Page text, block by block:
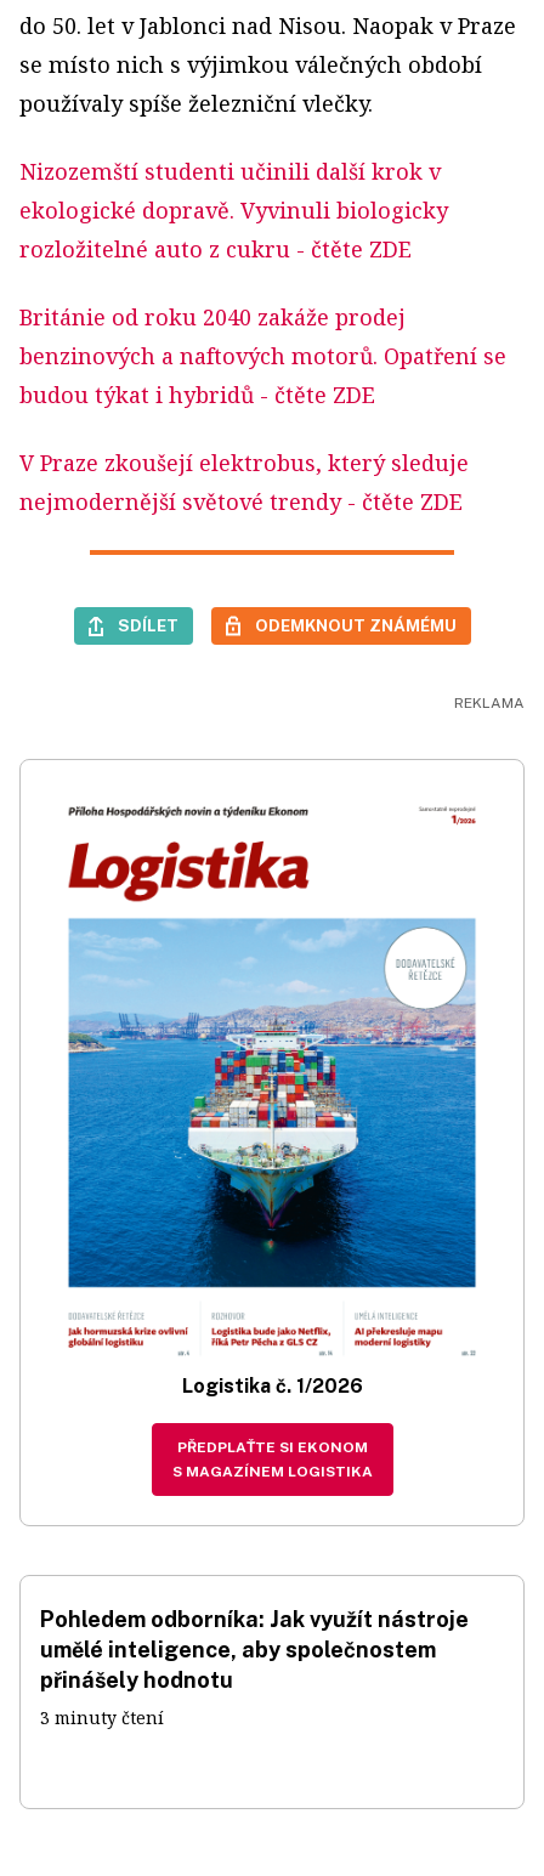
do 50. let v Jablonci nad Nisou. Naopak v Praze
se místo nich s výjimkou válečných období
používaly spíše železniční vlečky.
Nizozemští studenti učinili další krok v
ekologické dopravě. Vyvinuli biologicky
rozložitelné auto z cukru - čtěte ZDE
Británie od roku 2040 zakáže prodej
benzinových a naftových motorů. Opatření se
budou týkat i hybridů - čtěte ZDE
V Praze zkoušejí elektrobus, který sleduje
nejmodernější světové trendy- čtěte ZDE
SDÍLET ODEMKNOUT ZNÁMÉMU
Logistika č. 1/2026
PŘEDPLAŤTE SI EKONOM
S MAGAZÍNEM LOGISTIKA
Pohledem odborníka: Jak využít nástroje
umělé inteligence, aby společnostem
přinášely hodnotu
3 minuty čtení